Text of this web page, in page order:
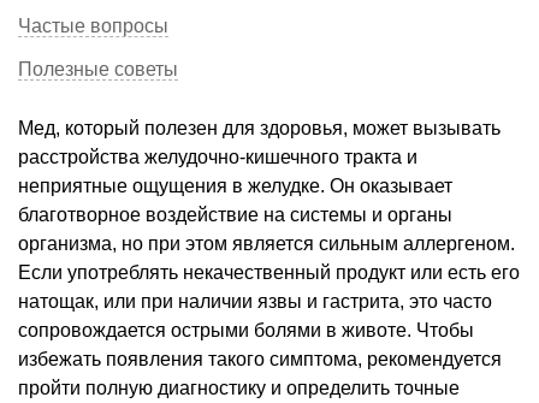
Частые вопросы
Полезные советы
Мед, который полезен для здоровья, может вызывать
расстройства желудочно-кишечного тракта и
неприятные ощущения в желудке. Он оказывает
благотворное воздействие на системы и органы
организма, но при этом является сильным аллергеном.
Если употреблять некачественный продукт или есть его
натощак, или при наличии язвы и гастрита, это часто
сопровождается острыми болями в животе. Чтобы
избежать появления такого симптома, рекомендуется
пройти полную диагностику и определить точные